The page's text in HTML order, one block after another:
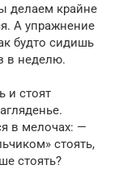
делаем крайне
А упражнение
будто сидишь
в неделю.
и стоят
в мелочах: —
стоять,
стоять?